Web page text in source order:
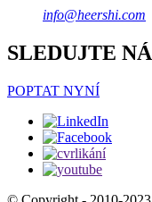
info@heershi.com
SLEDUJTE
POPTAT NYNÍ